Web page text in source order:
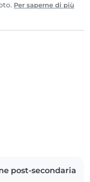
Per saperne di più
post-secondaria